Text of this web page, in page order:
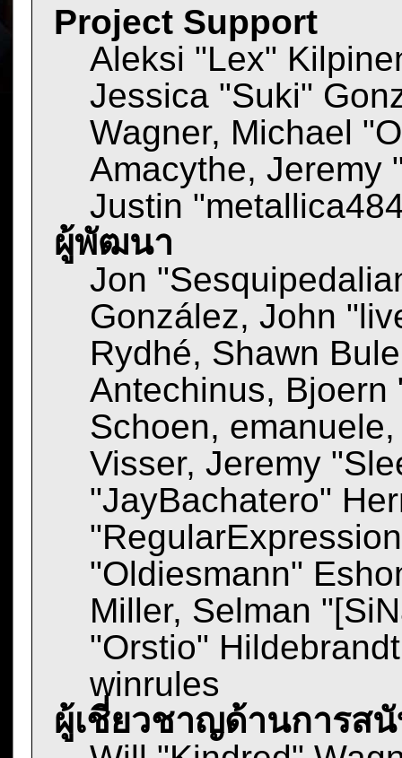
Project Support
Aleksi "Lex"
Jessica "Suki"
Wagner, Michael
Amacythe, Jeremy
Justin
ผู้พัฒนา
Jon
González, John
Rydhé, Shawn
Antechinus,
Schoen,
Visser, Jeremy
"JayBachatero"
"Oldiesmann"
Miller, Selman
"Orstio"
winrules
ผู้เชี่ยวชาญด้านการส